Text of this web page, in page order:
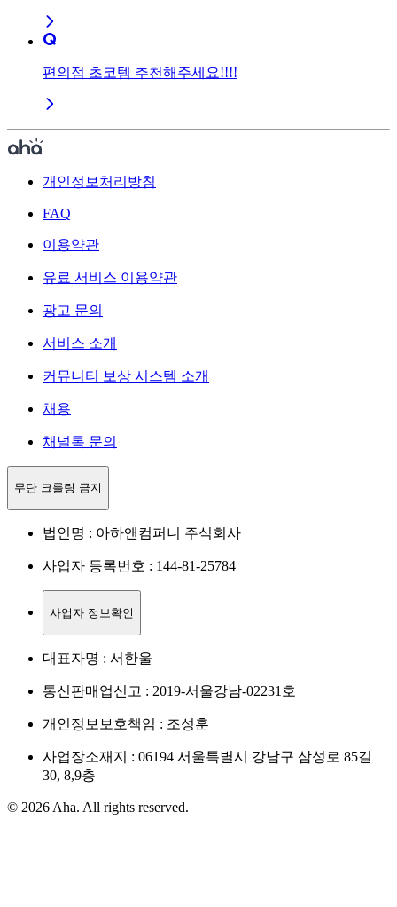
편의점 초코템 추천해주세요!!!!
개인정보처리방침
FAQ
이용약관
유료 서비스 이용약관
광고 문의
서비스 소개
커뮤니티 보상 시스템 소개
채용
채널톡 문의
무단 크롤링 금지
법인명 : 아하앤컴퍼니 주식회사
사업자 등록번호 : 144-81-25784
사업자 정보확인
대표자명 : 서한울
통신판매업신고 : 2019-서울강남-02231호
개인정보보호책임 : 조성훈
사업장소재지 : 06194 서울특별시 강남구 삼성로 85길
30, 8,9층
© 2026 Aha. All rights reserved.